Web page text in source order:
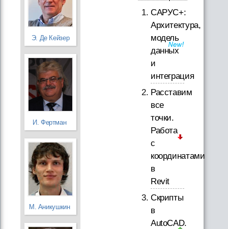
Э. Де Кейзер
И. Фертман
М. Аникушкин
САРУС+:
Архитектура,
модель
данных
и
интеграция
Расставим
все
точки.
Работа
с
координатами
в
Revit
Скрипты
в
AutoCAD.